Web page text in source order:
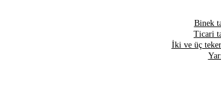
Binek
Ticari
İki ve üç